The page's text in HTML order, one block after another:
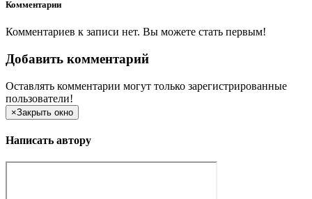
Комментарии
Комментариев к записи нет. Вы можете стать первым!
Добавить комментарий
Оставлять комментарии могут только зарегистрированные
пользователи!
×Закрыть окно
Написать автору